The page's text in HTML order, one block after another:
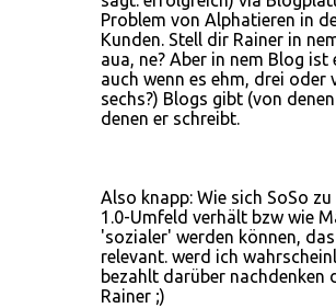
Problem von Alphatieren in
Kunden. Stell dir Rainer in
aua, ne? Aber in nem Blog ist
auch wenn es ehm, drei oder
sechs?) Blogs gibt (von
denen er schreibt.
Also knapp: Wie sich SoSo
1.0-Umfeld verhält bzw wie
'sozialer' werden können,
relevant. werd ich
bezahlt darüber nachdenken
Rainer ;)